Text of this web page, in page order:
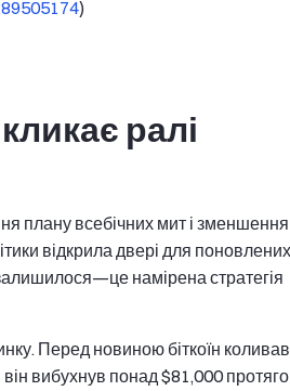
)
ралі
плану всебічних мит і зменшення
відкрила двері для поновлених
намірена стратегія
Перед новиною біткоїн
вибухнув понад $81,000